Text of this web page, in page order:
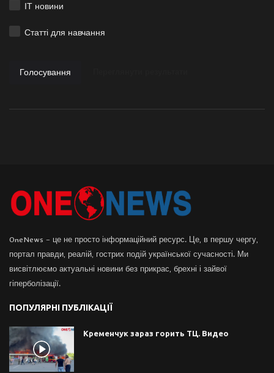
ІТ новини
Статті для навчання
Голосування
OneNews – це не просто інформаційний ресурс. Це, в першу чергу,
портал правди, реалій, гострих подій української сучасності. Ми
висвітлюємо актуальні новини без прикрас, брехні і зайвої
гіперболізації.
ПОПУЛЯРНІ ПУБЛІКАЦІЇ
Кременчук зараз горить ТЦ. Видео